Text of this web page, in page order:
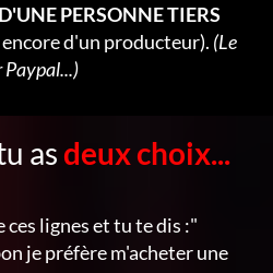
PERSONNE TIERS
d'un producteur). (Le
Paypal...)
asdeux choix...
lignes et tu te dis :"
je préfère m'acheter une